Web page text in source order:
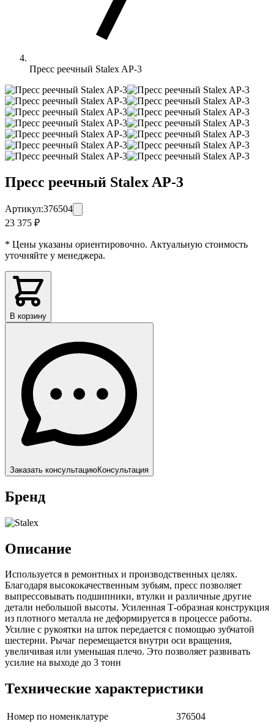
Пресс реечный Stalex AP-3
Пресс реечный Stalex AP-3
Артикул:376504
23 375 ₽
* Цены указаны ориентировочно. Актуальную стоимость
уточняйте у менеджера.
В корзину
Заказать консультациюКонсультация
Бренд
Описание
Используется в ремонтных и производственных целях.
Благодаря высококачественным зубьям, пресс позволяет
выпрессовывать подшипники, втулки и различные другие
детали небольшой высоты. Усиленная Т-образная конструкция
из плотного металла не деформируется в процессе работы.
Усилие с рукоятки на шток передается с помощью зубчатой
шестерни. Рычаг перемещается внутри оси вращения,
увеличивая или уменьшая плечо. Это позволяет развивать
усилие на выходе до 3 тонн
Технические характеристики
Номер по номенклатуре
376504